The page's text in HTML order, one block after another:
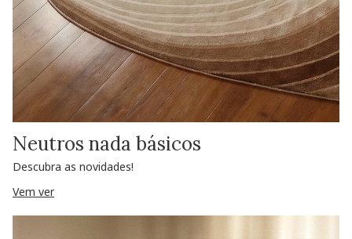
Neutros nada básicos
Descubra as novidades!
Vem ver